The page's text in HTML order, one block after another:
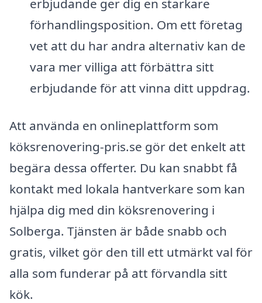
erbjudande ger dig en starkare
förhandlingsposition. Om ett företag
vet att du har andra alternativ kan de
vara mer villiga att förbättra sitt
erbjudande för att vinna ditt uppdrag.
Att använda en onlineplattform som
köksrenovering-pris.se gör det enkelt att
begära dessa offerter. Du kan snabbt få
kontakt med lokala hantverkare som kan
hjälpa dig med din köksrenovering i
Solberga. Tjänsten är både snabb och
gratis, vilket gör den till ett utmärkt val för
alla som funderar på att förvandla sitt
kök.